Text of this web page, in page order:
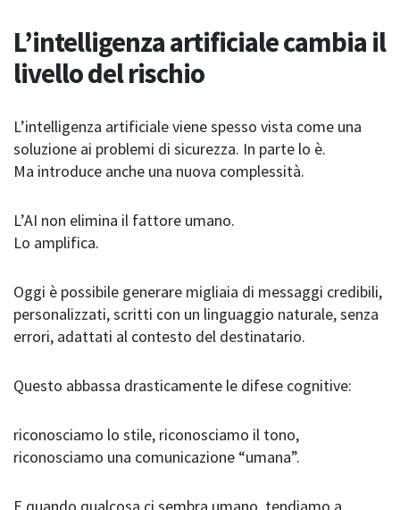
L’intelligenza artificiale cambia il
livello del rischio
L’intelligenza artificiale viene spesso vista come una
soluzione ai problemi di sicurezza. In parte lo è.
Ma introduce anche una nuova complessità.
L’AI non elimina il fattore umano.
Lo amplifica.
Oggi è possibile generare migliaia di messaggi credibili,
personalizzati, scritti con un linguaggio naturale, senza
errori, adattati al contesto del destinatario.
Questo abbassa drasticamente le difese cognitive:
riconosciamo lo stile, riconosciamo il tono,
riconosciamo una comunicazione “umana”.